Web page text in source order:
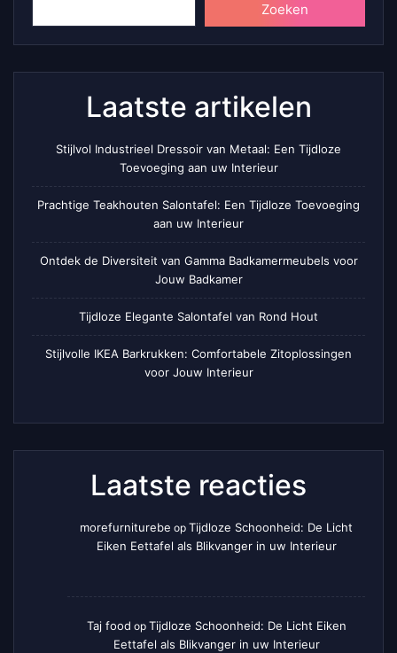
Zoeken
Laatste artikelen
Stijlvol Industrieel Dressoir van Metaal: Een Tijdloze
Toevoeging aan uw Interieur
Prachtige Teakhouten Salontafel: Een Tijdloze Toevoeging
aan uw Interieur
Ontdek de Diversiteit van Gamma Badkamermeubels voor
Jouw Badkamer
Tijdloze Elegante Salontafel van Rond Hout
Stijlvolle IKEA Barkrukken: Comfortabele Zitoplossingen
voor Jouw Interieur
Laatste reacties
morefurniturebe op Tijdloze Schoonheid: De Licht
Eiken Eettafel als Blikvanger in uw Interieur
Taj food op Tijdloze Schoonheid: De Licht Eiken
Eettafel als Blikvanger in uw Interieur